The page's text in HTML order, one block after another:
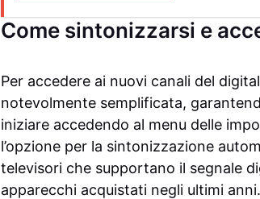
Come sintonizzarsi e
Per accedere ai nuovi canali del
notevolmente semplificata,
iniziare accedendo al menu delle
l’opzione per la sintonizzazione
televisori che supportano il segnale
apparecchi acquistati negli ultimi